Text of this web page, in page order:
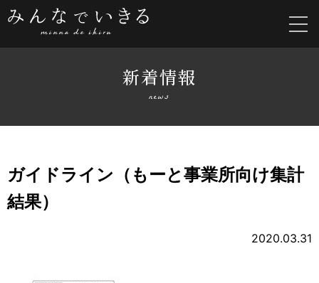
新着情報
news
ガイドライン（もーと事業所向け集計
結果）
2020.03.31